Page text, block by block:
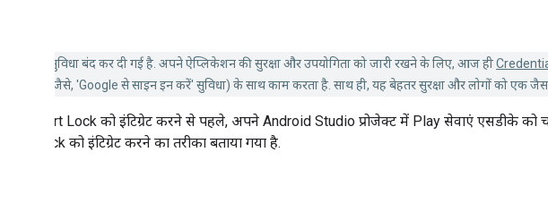
Lock की सुविधा बंद कर दी गई है. अपने ऐप्लिकेशन की सुरक्षा और उपयोगिता को जारी रखने के लिए, आज ही
(जैसे, 'Google से साइन इन करें' सुविधा) के साथ काम करता है. साथ ही, यह बेहतर सुरक्षा और लोगों को एक
Smart Lock को इंटिग्रेट करने से पहले, अपने Android Studio प्रोजेक्ट में Play सेवाएं एसडीके को
Lock को इंटिग्रेट करने का तरीका बताया गया है.